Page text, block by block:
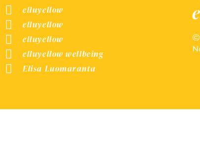
elluyellow
elluyellow
elluyellow
elluyellow wellbeing
Elisa Luomaranta
©